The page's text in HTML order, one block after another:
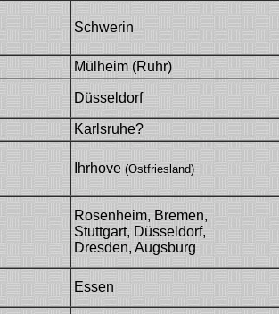
Schwerin
Mülheim (Ruhr)
Düsseldorf
Karlsruhe?
Ihrhove (Ostfriesland)
Rosenheim, Bremen,
Stuttgart, Düsseldorf,
Dresden, Augsburg
Essen